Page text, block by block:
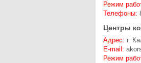
Режим
Телефоны:
Центры
Адрес: г.
E-mail:
Режим